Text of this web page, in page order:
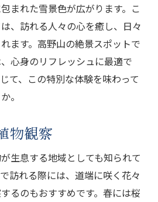
まれた雪景色が広がります。こ
、訪れる人々の心を癒し、日々
ます。高野山の絶景スポットで
心身のリフレッシュに最適で
て、この特別な体験を味わって
。
物観察
生息する地域としても知られて
訪れる際には、道端に咲く花々
るのもおすすめです。春には桜